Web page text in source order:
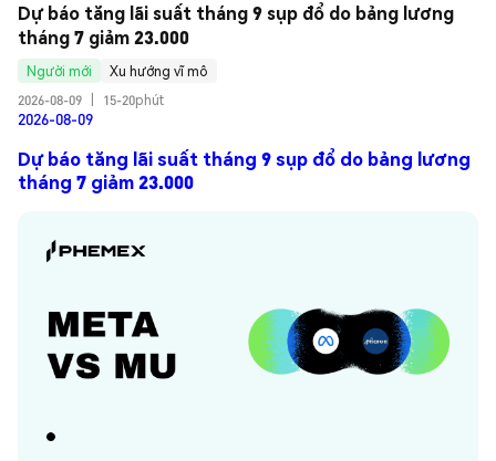
Dự báo tăng lãi suất tháng 9 sụp đổ do bảng lương
tháng 7 giảm 23.000
Người mới
Xu hướng vĩ mô
2026-08-09
15-20phút
2026-08-09
Dự báo tăng lãi suất tháng 9 sụp đổ do bảng lương
tháng 7 giảm 23.000